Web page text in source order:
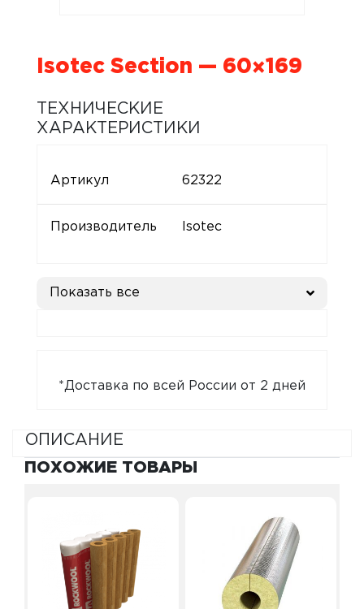
Isotec Section — 60×169
ТЕХНИЧЕСКИЕ
ХАРАКТЕРИСТИКИ
Артикул 62322
Производитель Isotec
Показать все
*Доставка по всей России от 2 дней
ОПИСАНИЕ
ПОХОЖИЕ ТОВАРЫ